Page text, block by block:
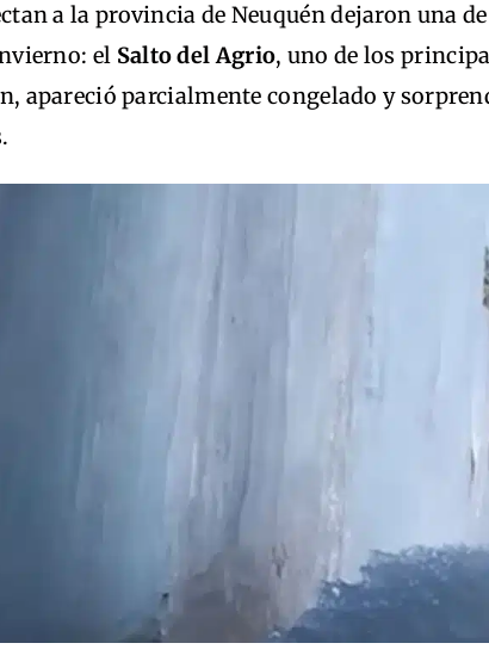
a la provincia de Neuquén dejaron una
el Salto del Agrio, uno de los
apareció parcialmente congelado y